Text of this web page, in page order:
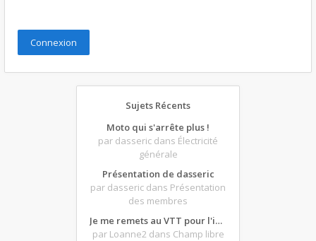
Sujets Récents
Moto qui s'arrête plus !
par dasseric dans Électricité
générale
Présentation de dasseric
par dasseric dans Présentation
des membres
Je me remets au VTT pour l'intersaison, version électrique
par Loanne2 dans Champ libre